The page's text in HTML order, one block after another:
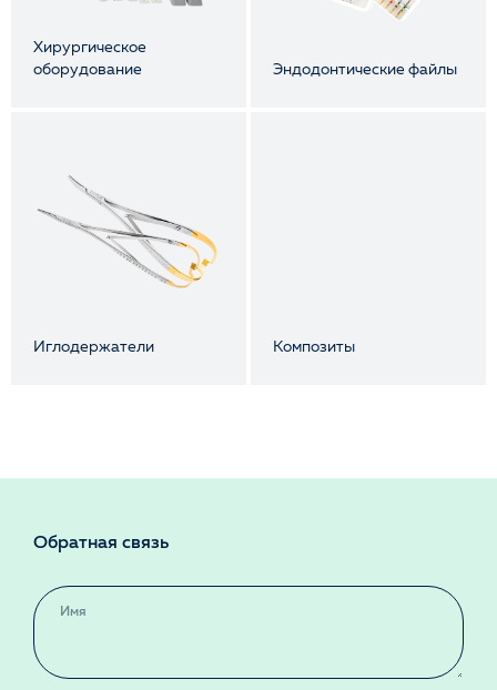
Хирургическое
оборудование
Эндодонтические файлы
Иглодержатели Композиты
Обратная связь